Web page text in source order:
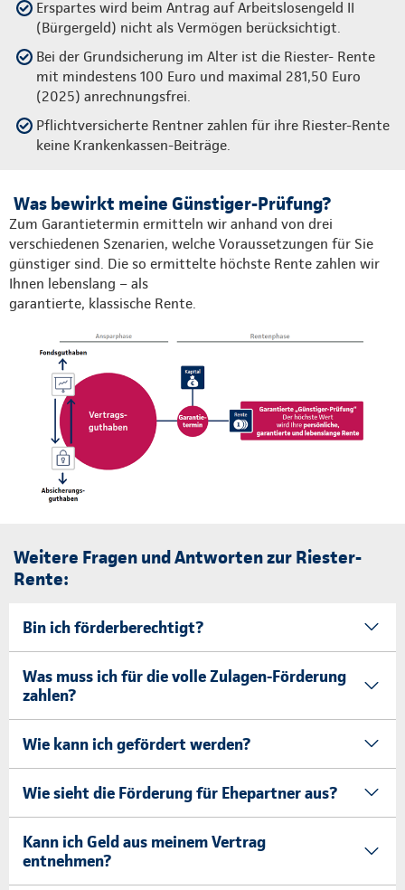
Erspartes wird beim Antrag auf Arbeitslosengeld II
(Bürgergeld) nicht als Vermögen berücksichtigt.
Bei der Grundsicherung im Alter ist die Riester- Rente
mit mindestens 100 Euro und maximal 281,50 Euro
(2025) anrechnungsfrei.
Pflichtversicherte Rentner zahlen für ihre Riester-Rente
keine Krankenkassen-Beiträge.
Was bewirkt meine Günstiger-Prüfung?
Zum Garantietermin ermitteln wir anhand von drei
verschiedenen Szenarien, welche Voraussetzungen für Sie
günstiger sind. Die so ermittelte höchste Rente zahlen wir
Ihnen lebenslang – als
garantierte, klassische Rente.
Weitere Fragen und Antworten zur Riester-
Rente:
Bin ich förderberechtigt?
Was muss ich für die volle Zulagen-Förderung
zahlen?
Wie kann ich gefördert werden?
Wie sieht die Förderung für Ehepartner aus?
Kann ich Geld aus meinem Vertrag
entnehmen?